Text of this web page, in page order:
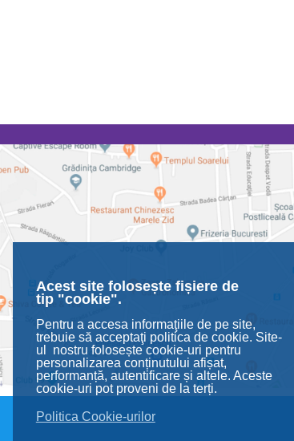
Acest site folosește fișiere de
tip "cookie".
Pentru a accesa informaţiile de pe site,
trebuie să acceptaţi politica de cookie. Site-
ul nostru folosește cookie-uri pentru
personalizarea conținutului afișat,
performanță, autentificare și altele. Aceste
cookie-uri pot proveni de la terți.
Politica Cookie-urilor